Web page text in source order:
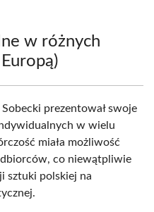
w różnych
prezentował swoje
w wielu
miała możliwość
co niewątpliwie
sztuki polskiej na